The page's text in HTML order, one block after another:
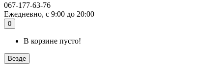
067-177-63-76
Ежедневно, с 9:00 до 20:00
0
В корзине пусто!
Везде